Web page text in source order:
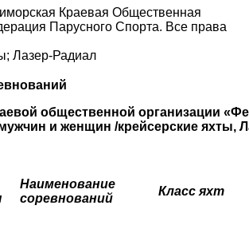
Краевая Общественная
Парусного Спорта. Все права
Лазер-Радиал
общественной организации
и женщин /крейсерские яхты,
Наименование
соревнований
Класс яхт